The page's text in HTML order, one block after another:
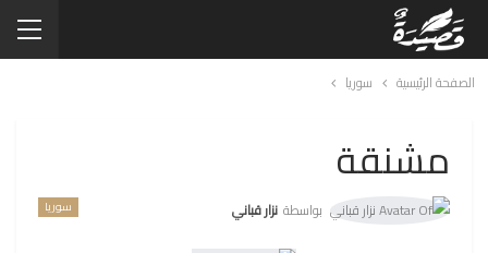
الصفحة الرئيسية سوريا
مشنقة
سوريا بواسطة نزار قباني